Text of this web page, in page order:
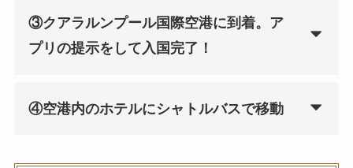
③クアラルンプール国際空港に到着。ア
プリの提示をして入国完了！
④空港内のホテルにシャトルバスで移動